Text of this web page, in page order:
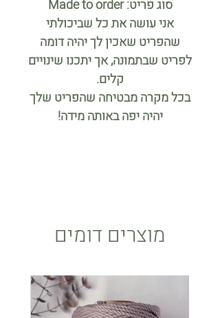
סוג פריט: Made to order
אני עושה את כל שביכולתי
שהפריט שאכין לך יהיה דומה
לפריט שבתמונה, אך יתכנו שינויים
קלים.
בכל מקרה מבטיחה שהפריט שלך
יהיה יפה באותה מידה!
מוצרים דומים